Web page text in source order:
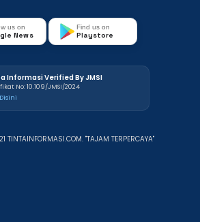
us on
News
Find us on
Playstore
Informasi Verified By JMSI
No: 10.109/JMSI/2024
TINTAINFORMASI.COM. "TAJAM TERPERCAYA"